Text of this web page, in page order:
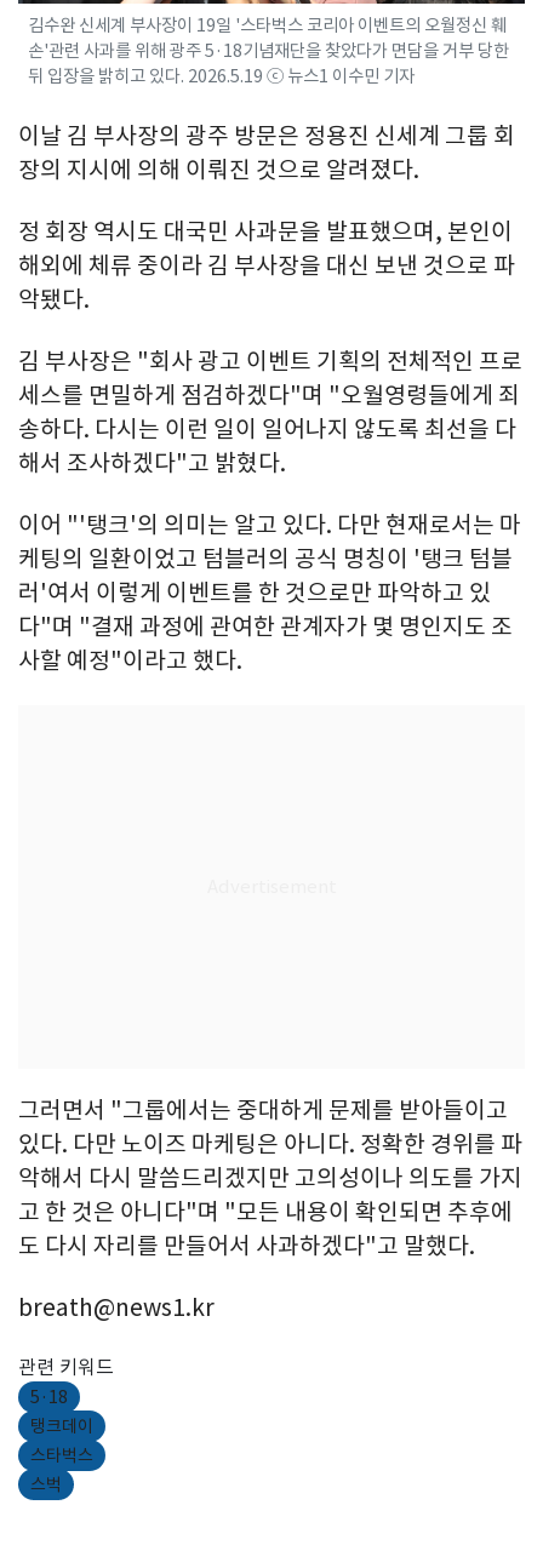
김수완 신세계 부사장이 19일 '스타벅스 코리아 이벤트의 오월정신 훼
손'관련 사과를 위해 광주 5·18기념재단을 찾았다가 면담을 거부 당한
뒤 입장을 밝히고 있다. 2026.5.19 ⓒ 뉴스1 이수민 기자
이날 김 부사장의 광주 방문은 정용진 신세계 그룹 회
장의 지시에 의해 이뤄진 것으로 알려졌다.
정 회장 역시도 대국민 사과문을 발표했으며, 본인이
해외에 체류 중이라 김 부사장을 대신 보낸 것으로 파
악됐다.
김 부사장은 "회사 광고 이벤트 기획의 전체적인 프로
세스를 면밀하게 점검하겠다"며 "오월영령들에게 죄
송하다. 다시는 이런 일이 일어나지 않도록 최선을 다
해서 조사하겠다"고 밝혔다.
이어 "'탱크'의 의미는 알고 있다. 다만 현재로서는 마
케팅의 일환이었고 텀블러의 공식 명칭이 '탱크 텀블
러'여서 이렇게 이벤트를 한 것으로만 파악하고 있
다"며 "결재 과정에 관여한 관계자가 몇 명인지도 조
사할 예정"이라고 했다.
그러면서 "그룹에서는 중대하게 문제를 받아들이고
있다. 다만 노이즈 마케팅은 아니다. 정확한 경위를 파
악해서 다시 말씀드리겠지만 고의성이나 의도를 가지
고 한 것은 아니다"며 "모든 내용이 확인되면 추후에
도 다시 자리를 만들어서 사과하겠다"고 말했다.
breath@news1.kr
관련 키워드
5·18
탱크데이
스타벅스
스벅